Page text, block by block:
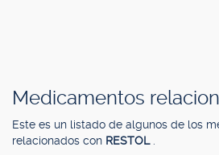
Medicamentos
Este es un listado de algunos de los
relacionados con RESTOL